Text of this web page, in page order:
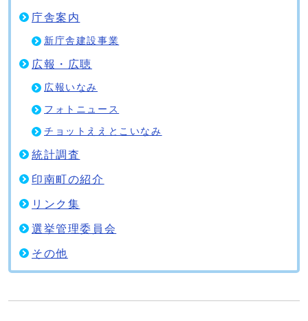
庁舎案内
新庁舎建設事業
広報・広聴
広報いなみ
フォトニュース
チョットええとこいなみ
統計調査
印南町の紹介
リンク集
選挙管理委員会
その他